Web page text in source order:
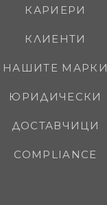
КАРИЕРИ
КЛИЕНТИ
НАШИТЕ МАРКИ
ЮРИДИЧЕСКИ
ДОСТАВЧИЦИ
COMPLIANCE